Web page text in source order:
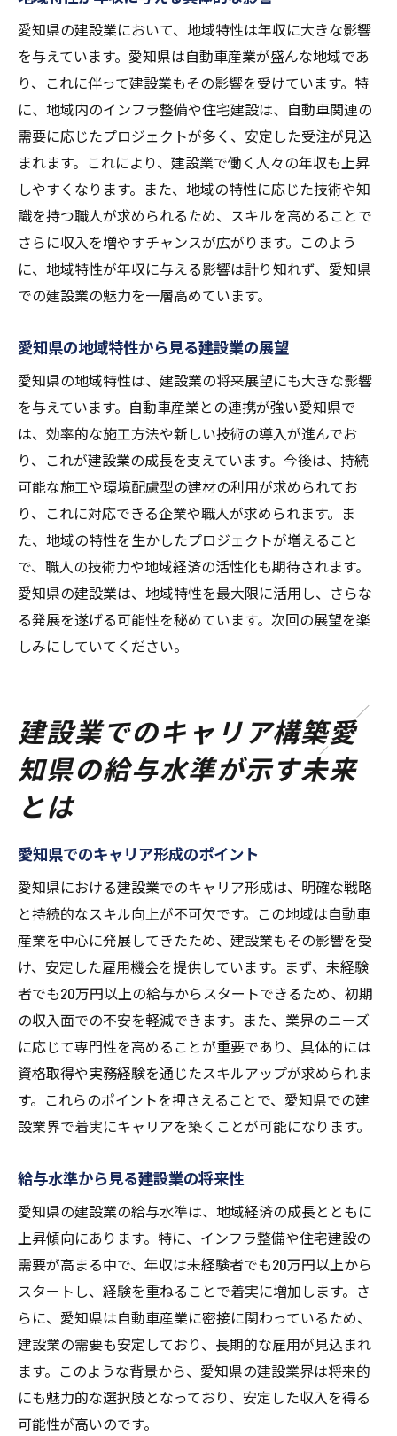
愛知県の建設業において、地域特性は年収に大きな影響
を与えています。愛知県は自動車産業が盛んな地域であ
り、これに伴って建設業もその影響を受けています。特
に、地域内のインフラ整備や住宅建設は、自動車関連の
需要に応じたプロジェクトが多く、安定した受注が見込
まれます。これにより、建設業で働く人々の年収も上昇
しやすくなります。また、地域の特性に応じた技術や知
識を持つ職人が求められるため、スキルを高めることで
さらに収入を増やすチャンスが広がります。このよう
に、地域特性が年収に与える影響は計り知れず、愛知県
での建設業の魅力を一層高めています。
愛知県の地域特性から見る建設業の展望
愛知県の地域特性は、建設業の将来展望にも大きな影響
を与えています。自動車産業との連携が強い愛知県で
は、効率的な施工方法や新しい技術の導入が進んでお
り、これが建設業の成長を支えています。今後は、持続
可能な施工や環境配慮型の建材の利用が求められてお
り、これに対応できる企業や職人が求められます。ま
た、地域の特性を生かしたプロジェクトが増えること
で、職人の技術力や地域経済の活性化も期待されます。
愛知県の建設業は、地域特性を最大限に活用し、さらな
る発展を遂げる可能性を秘めています。次回の展望を楽
しみにしていてください。
建設業でのキャリア構築愛
知県の給与水準が示す未来
とは
愛知県でのキャリア形成のポイント
愛知県における建設業でのキャリア形成は、明確な戦略
と持続的なスキル向上が不可欠です。この地域は自動車
産業を中心に発展してきたため、建設業もその影響を受
け、安定した雇用機会を提供しています。まず、未経験
者でも20万円以上の給与からスタートできるため、初期
の収入面での不安を軽減できます。また、業界のニーズ
に応じて専門性を高めることが重要であり、具体的には
資格取得や実務経験を通じたスキルアップが求められま
す。これらのポイントを押さえることで、愛知県での建
設業界で着実にキャリアを築くことが可能になります。
給与水準から見る建設業の将来性
愛知県の建設業の給与水準は、地域経済の成長とともに
上昇傾向にあります。特に、インフラ整備や住宅建設の
需要が高まる中で、年収は未経験者でも20万円以上から
スタートし、経験を重ねることで着実に増加します。さ
らに、愛知県は自動車産業に密接に関わっているため、
建設業の需要も安定しており、長期的な雇用が見込まれ
ます。このような背景から、愛知県の建設業界は将来的
にも魅力的な選択肢となっており、安定した収入を得る
可能性が高いのです。